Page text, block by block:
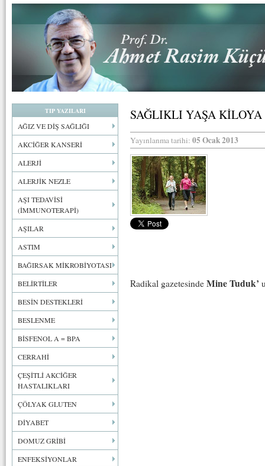
TIP YAZILARI
AĞIZ VE DİŞ SAĞLIĞI
AKCİĞER KANSERİ
ALERJİ
ALERJİK NEZLE
AŞI TEDAVİSİ
(İMMUNOTERAPİ)
AŞILAR
ASTIM
BAĞIRSAK MİKROBİYOTASI
BELİRTİLER
BESİN DESTEKLERİ
BESLENME
BİSFENOL A = BPA
CERRAHİ
ÇEŞİTLİ AKCİĞER
HASTALIKLARI
ÇÖLYAK GLUTEN
DİYABET
DOMUZ GRİBİ
ENFEKSİYONLAR
SAĞLIKLI YAŞA
Yayınlanma tarihi: 05 Ocak 2013
Radikal gazetesinde Mine Tuduk’